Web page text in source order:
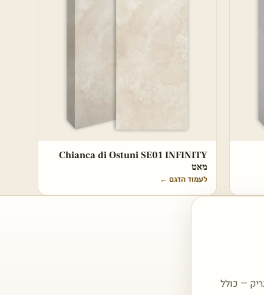
Chianca di Ostuni SE01 INFINITY
מאט
לעמוד הדגם ←
— כולל